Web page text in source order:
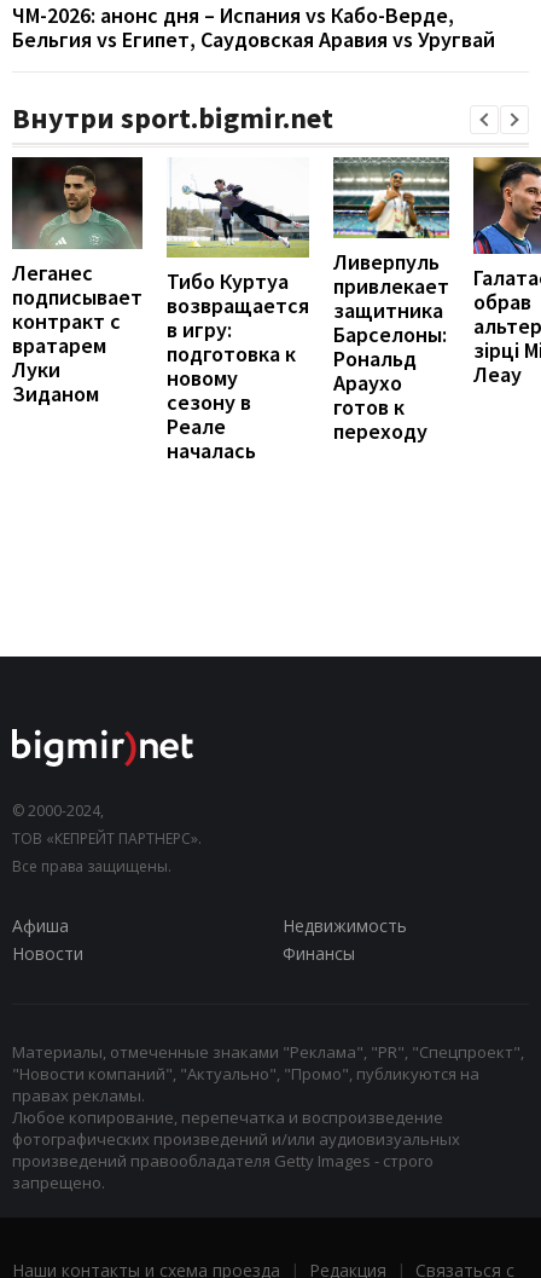
ЧМ-2026: анонс дня – Испания vs Кабо-Верде,
Бельгия vs Египет, Саудовская Аравия vs Уругвай
Внутри sport.bigmir.net
Леганес
подписывает
контракт с
вратарем
Луки
Зиданом
Тибо Куртуа
возвращается
в игру:
подготовка к
новому
сезону в
Реале
началась
Ливерпуль
привлекает
защитника
Барселоны:
Рональд
Араухо
готов к
переходу
обрав
зірці
Леау
© 2000-2024,
ТОВ «КЕПРЕЙТ ПАРТНЕРС».
Все права защищены.
Афиша
Недвижимость
Новости
Финансы
Материалы, отмеченные знаками "Реклама", "PR", "Спецпроект",
"Новости компаний", "Актуально", "Промо", публикуются на
правах рекламы.
Любое копирование, перепечатка и воспроизведение
фотографических произведений и/или аудиовизуальных
произведений правообладателя Getty Images - строго
запрещено.
Наши контакты и схема проезда | Редакция | Связаться с